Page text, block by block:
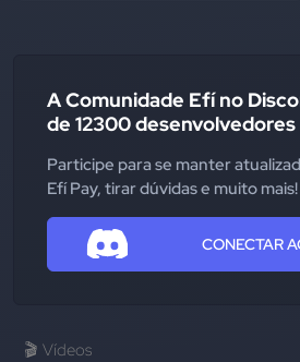
A Comunidade Efí no
de 12300 desenvolvedores
Participe para se manter
Efí Pay, tirar dúvidas e muito
CONECTAR
🎬 Vídeos